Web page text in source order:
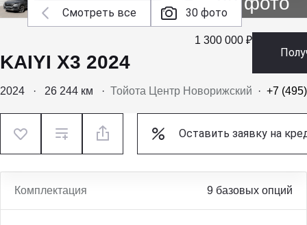
Смотреть все 30 фото
KAIYI X3 2024
1 300 000 ₽
2024 · 26 244 км · Тойота Центр Новорижский · +7
Оставить заявку на
Комплектация 9 базовых опций